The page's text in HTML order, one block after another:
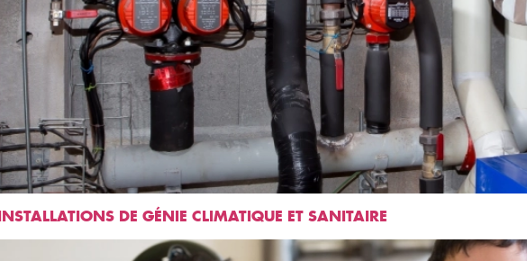
DE GÉNIE CLIMATIQUE ET SANITAIRE